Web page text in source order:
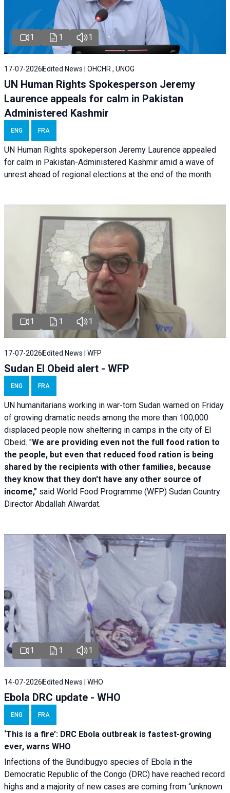
1 1 1
17-07-2026 Edited News | OHCHR , UNOG
UN Human Rights Spokesperson Jeremy
Laurence appeals for calm in Pakistan
Administered Kashmir
ENG FRA
UN Human Rights spokeperson Jeremy Laurence appealed
for calm in Pakistan-Administered Kashmir amid a wave of
unrest ahead of regional elections at the end of the month.
1 1 1
17-07-2026 Edited News | WFP
Sudan El Obeid alert - WFP
ENG FRA
UN humanitarians working in war-torn Sudan warned on Friday
of growing dramatic needs among the more than 100,000
displaced people now sheltering in camps in the city of El
Obeid. "We are providing even not the full food ration to
the people, but even that reduced food ration is being
shared by the recipients with other families, because
they know that they don't have any other source of
income," said World Food Programme (WFP) Sudan Country
Director Abdallah Alwardat.
1 1 1
14-07-2026 Edited News | WHO
Ebola DRC update - WHO
ENG FRA
‘This is a fire’: DRC Ebola outbreak is fastest-growing
ever, warns WHO
Infections of the Bundibugyo species of Ebola in the
Democratic Republic of the Congo (DRC) have reached record
highs and a majority of new cases are coming from “unknown